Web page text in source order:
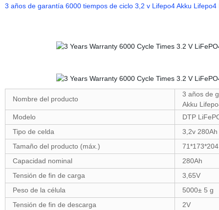
3 años de garantía 6000 tiempos de ciclo 3,2 v Lifepo4 Akku
Nombre del producto
3 años de
Akku
Modelo
DTP
Tipo de celda
3,2v 280Ah
Tamaño del producto (máx.)
Capacidad nominal
280Ah
Tensión de fin de carga
3,65V
Peso de la célula
5000± 5 g
Tensión de fin de descarga
2V